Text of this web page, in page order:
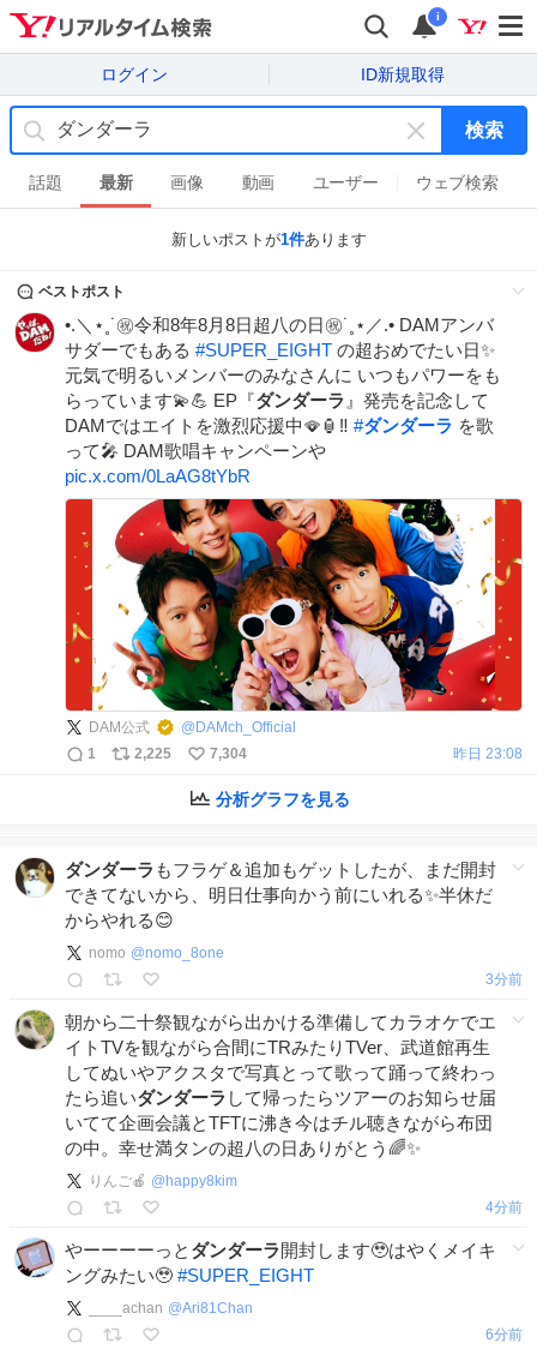
i
ログイン ID新規取得
キ
ー
ワ
す
検索
話題 最新 画像 動画 ユーザー ウェブ検索
新しいポストが1件あります
ベストポスト
•.＼⋆˳˙㊗令和8年8月8日超八の日㊗˙˳⋆／.• DAMアンバ
サダーでもある #SUPER_EIGHT の超おめでたい日✨
元気で明るいメンバーのみなさんに いつもパワーをも
らっています💫💪 EP『ダンダーラ 』発売を記念して
DAMではエイトを激烈応援中🪭🏮‼ #ダンダーラ を歌
って🎤 DAM歌唱キャンペーンや
pic.x.com/0LaAG8tYbR
DAM公式 @ DAMch_Official
1
2,225 7,304 昨日 23:08
分析グラフを見る
ダンダーラ もフラゲ＆追加もゲットしたが、まだ開封
できてないから、明日仕事向かう前にいれる✨半休だ
からやれる😊
nomo @nomo_8one
3分前
朝から二十祭観ながら出かける準備してカラオケでエ
イトTVを観ながら合間にTRみたりTVer、武道館再生
してぬいやアクスタで写真とって歌って踊って終わっ
たら追いダンダーラ して帰ったらツアーのお知らせ届
いてて企画会議とTFTに沸き今はチル聴きながら布団
の中。幸せ満タンの超八の日ありがとう🌈✨
りんご🍎 @ happy8kim
4分前
やーーーーっと ダンダーラ開封します🥹はやくメイキ
ングみたい🥹 #SUPER_EIGHT
____achan @Ari81Chan
6分前